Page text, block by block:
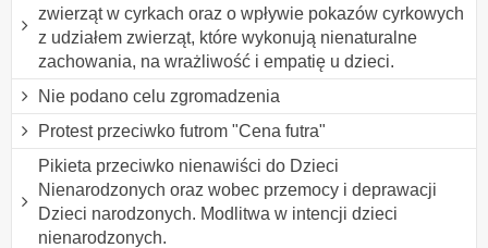
zwierząt w cyrkach oraz o wpływie pokazów cyrkowych
z udziałem zwierząt, które wykonują nienaturalne
zachowania, na wrażliwość i empatię u dzieci.
Nie podano celu zgromadzenia
Protest przeciwko futrom "Cena futra"
Pikieta przeciwko nienawiści do Dzieci
Nienarodzonych oraz wobec przemocy i deprawacji
Dzieci narodzonych. Modlitwa w intencji dzieci
nienarodzonych.